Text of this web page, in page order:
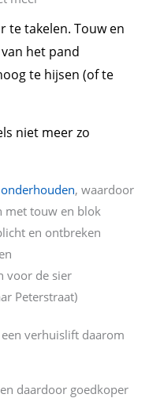
te takelen. Touw en
het pand
te hijsen (of te
niet meer zo
, waardoor
met touw en blok
en ontbreken
voor de sier
Peterstraat)
verhuislift daarom
daardoor goedkoper